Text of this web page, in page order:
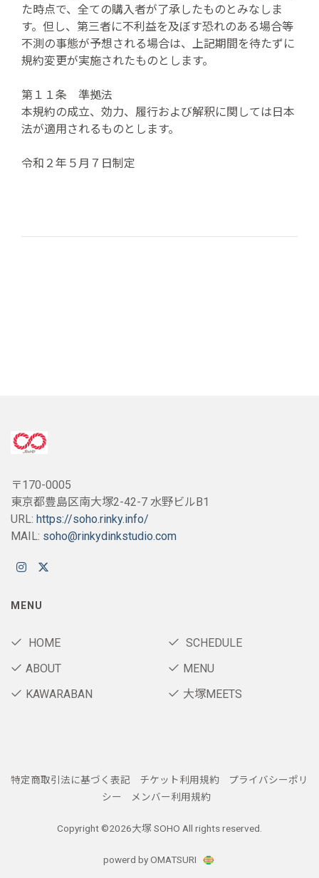
た時点で、全ての購入者が了承したものとみなしま
す。但し、第三者に不利益を及ぼす恐れのある場合等
不測の事態が予想される場合は、上記期間を待たずに
規約変更が実施されたものとします。
第１１条 準拠法
本規約の成立、効力、履行および解釈に関しては日本
法が適用されるものとします。
令和２年５月７日制定
〒170-0005
東京都豊島区南大塚2-42-7 水野ビルB1
URL: https://soho.rinky.info/
MAIL: soho@rinkydinkstudio.com
MENU
HOME
SCHEDULE
ABOUT
MENU
KAWARABAN
大塚MEETS
特定商取引法に基づく表記 チケット利用規約
プライバシーポリ
シー
メンバー利用規約
Copyright ©2026大塚 SOHO All rights reserved.
powerd by OMATSURI